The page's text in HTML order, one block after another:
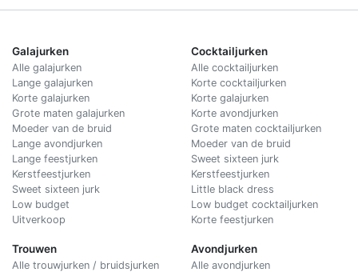
Galajurken
Alle galajurken
Lange galajurken
Korte galajurken
Grote maten galajurken
Moeder van de bruid
Lange avondjurken
Lange feestjurken
Kerstfeestjurken
Sweet sixteen jurk
Low budget
Uitverkoop
Trouwen
Alle trouwjurken / bruidsjurken
Cocktailjurken
Alle cocktailjurken
Korte cocktailjurken
Korte galajurken
Korte avondjurken
Grote maten cocktailjurken
Moeder van de bruid
Sweet sixteen jurk
Kerstfeestjurken
Little black dress
Low budget cocktailjurken
Korte feestjurken
Avondjurken
Alle avondjurken